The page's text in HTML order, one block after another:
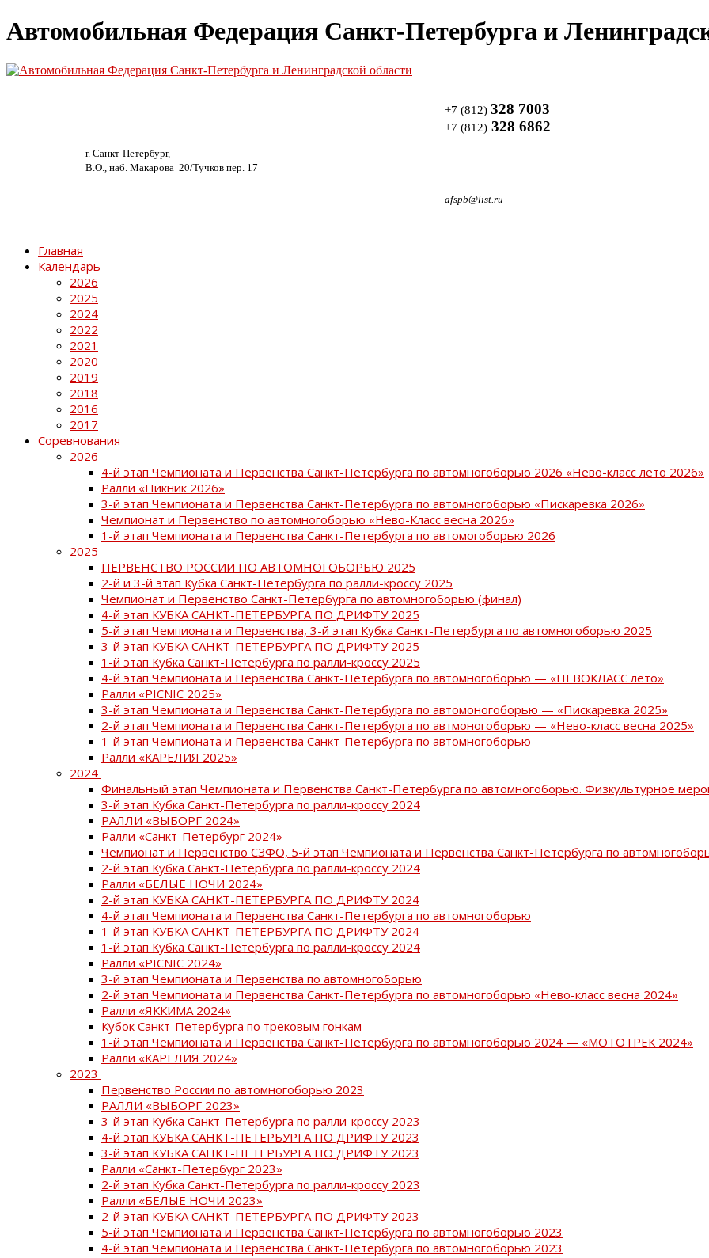
Автомобильная Федерация Санкт-Петербурга и
г. Санкт-Петербург,
В.О., наб. Макарова 20/Тучков пер. 17
+7 (812) 328 7003
+7 (812) 328 6862
afspb@list.ru
Главная
Календарь
2026
2025
2024
2022
2021
2020
2019
2018
2016
2017
Соревнования
2026
4-й этап Чемпионата и Первенства Санкт-Петербурга по автомногоборью 2026 «Нево-класс лето 2026»
Ралли «Пикник 2026»
3-й этап Чемпионата и Первенства Санкт-Петербурга по автомногоборью «Пискаревка 2026»
Чемпионат и Первенство по автомногоборью «Нево-Класс весна 2026»
1-й этап Чемпионата и Первенства Санкт-Петербурга по автомогоборью 2026
2025
ПЕРВЕНСТВО РОССИИ ПО АВТОМНОГОБОРЬЮ 2025
2-й и 3-й этап Кубка Санкт-Петербурга по ралли-кроссу 2025
Чемпионат и Первенство Санкт-Петербурга по автомногоборью (финал)
4-й этап КУБКА САНКТ-ПЕТЕРБУРГА ПО ДРИФТУ 2025
5-й этап Чемпионата и Первенства, 3-й этап Кубка Санкт-Петербурга по автомногоборью 2025
3-й этап КУБКА САНКТ-ПЕТЕРБУРГА ПО ДРИФТУ 2025
1-й этап Кубка Санкт-Петербурга по ралли-кроссу 2025
4-й этап Чемпионата и Первенства Санкт-Петербурга по автомногоборью — «НЕВОКЛАСС лето»
Ралли «PICNIC 2025»
3-й этап Чемпионата и Первенства Санкт-Петербурга по автомоногоборью — «Пискаревка 2025»
2-й этап Чемпионата и Первенства Санкт-Петербурга по автмоногоборью — «Нево-класс весна 2025»
1-й этап Чемпионата и Первенства Санкт-Петербурга по автомногоборью
Ралли «КАРЕЛИЯ 2025»
2024
Финальный этап Чемпионата и Первенства Санкт-Петербурга по автомногоборью. Физкультурное
3-й этап Кубка Санкт-Петербурга по ралли-кроссу 2024
РАЛЛИ «ВЫБОРГ 2024»
Ралли «Санкт-Петербург 2024»
Чемпионат и Первенство СЗФО, 5-й этап Чемпионата и Первенства Санкт-Петербурга по
2-й этап Кубка Санкт-Петербурга по ралли-кроссу 2024
Ралли «БЕЛЫЕ НОЧИ 2024»
2-й этап КУБКА САНКТ-ПЕТЕРБУРГА ПО ДРИФТУ 2024
4-й этап Чемпионата и Первенства Санкт-Петербурга по автомногоборью
1-й этап КУБКА САНКТ-ПЕТЕРБУРГА ПО ДРИФТУ 2024
1-й этап Кубка Санкт-Петербурга по ралли-кроссу 2024
Ралли «PICNIC 2024»
3-й этап Чемпионата и Первенства по автомногоборью
2-й этап Чемпионата и Первенства Санкт-Петербурга по автомногоборью «Нево-класс весна 2024»
Ралли «ЯККИМА 2024»
Кубок Санкт-Петербурга по трековым гонкам
1-й этап Чемпионата и Первенства Санкт-Петербурга по автомногоборью 2024 — «МОТОТРЕК 2024»
Ралли «КАРЕЛИЯ 2024»
2023
Первенство России по автомногоборью 2023
РАЛЛИ «ВЫБОРГ 2023»
3-й этап Кубка Санкт-Петербурга по ралли-кроссу 2023
4-й этап КУБКА САНКТ-ПЕТЕРБУРГА ПО ДРИФТУ 2023
3-й этап КУБКА САНКТ-ПЕТЕРБУРГА ПО ДРИФТУ 2023
Ралли «Санкт-Петербург 2023»
2-й этап Кубка Санкт-Петербурга по ралли-кроссу 2023
Ралли «БЕЛЫЕ НОЧИ 2023»
2-й этап КУБКА САНКТ-ПЕТЕРБУРГА ПО ДРИФТУ 2023
5-й этап Чемпионата и Первенства Санкт-Петербурга по автомногоборью 2023
4-й этап Чемпионата и Первенства Санкт-Петербурга по автомногоборью 2023